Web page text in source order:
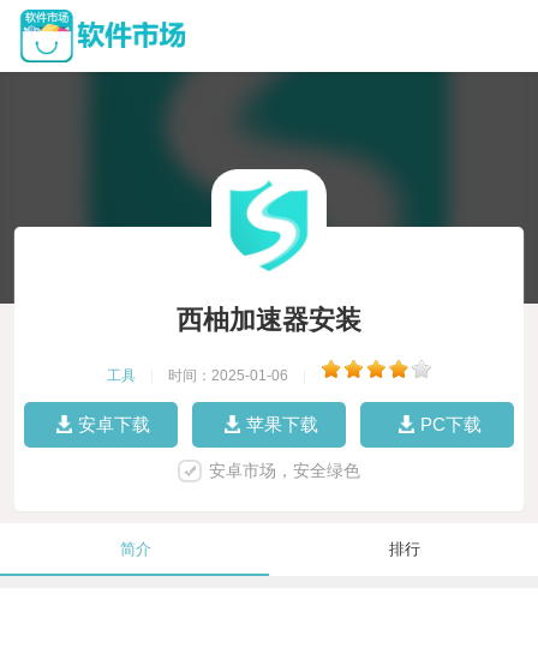
西柚加速器安装
工具 时间：2025-01-06
安卓下载 苹果下载 PC下载
安卓市场，安全绿色
简介 排行